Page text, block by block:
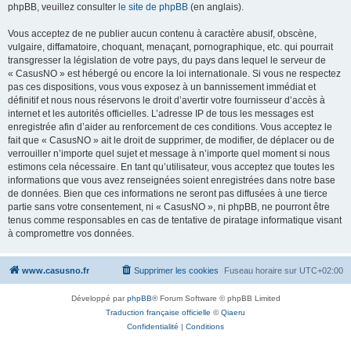
phpBB, veuillez consulter le site de phpBB (en anglais).
Vous acceptez de ne publier aucun contenu à caractère abusif, obscène,
vulgaire, diffamatoire, choquant, menaçant, pornographique, etc. qui pourrait
transgresser la législation de votre pays, du pays dans lequel le serveur de
« CasusNO » est hébergé ou encore la loi internationale. Si vous ne respectez
pas ces dispositions, vous vous exposez à un bannissement immédiat et
définitif et nous nous réservons le droit d’avertir votre fournisseur d’accès à
internet et les autorités officielles. L’adresse IP de tous les messages est
enregistrée afin d’aider au renforcement de ces conditions. Vous acceptez le
fait que « CasusNO » ait le droit de supprimer, de modifier, de déplacer ou de
verrouiller n’importe quel sujet et message à n’importe quel moment si nous
estimons cela nécessaire. En tant qu’utilisateur, vous acceptez que toutes les
informations que vous avez renseignées soient enregistrées dans notre base
de données. Bien que ces informations ne seront pas diffusées à une tierce
partie sans votre consentement, ni « CasusNO », ni phpBB, ne pourront être
tenus comme responsables en cas de tentative de piratage informatique visant
à compromettre vos données.
www.casusno.fr Fuseau horaire sur UTC+02:00
Supprimer les cookies
Développé parphpBB® Forum Software © phpBB Limited
Traduction française officielle ©Qiaeru
Confidentialité | Conditions